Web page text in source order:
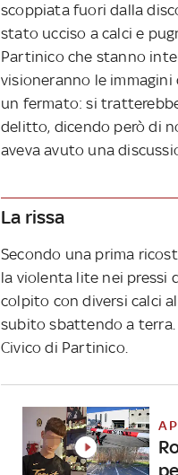
scoppiata fuori dalla
stato ucciso a calci e
Partinico che stanno
visioneranno le immagini
un fermato: si
delitto, dicendo però di
aveva avuto una
La rissa
Secondo una prima
la violenta lite nei pressi
colpito con diversi calci
subito sbattendo a terra.
Civico di Partinico.